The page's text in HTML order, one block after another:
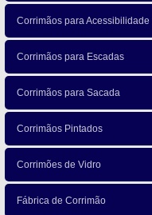
Corrimãos para Acessibilidade
Corrimãos para Escadas
Corrimãos para Sacada
Corrimãos Pintados
Corrimões de Vidro
Fábrica de Corrimão